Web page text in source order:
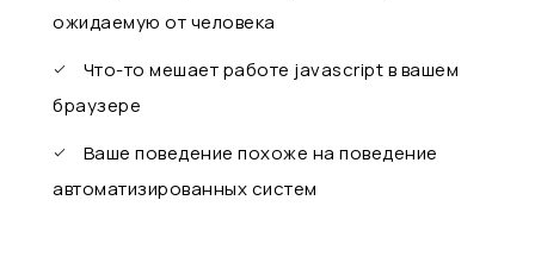
ожидаемую от человека
Что-то мешает работе javascript в вашем
браузере
Ваше поведение похоже на поведение
автоматизированных систем